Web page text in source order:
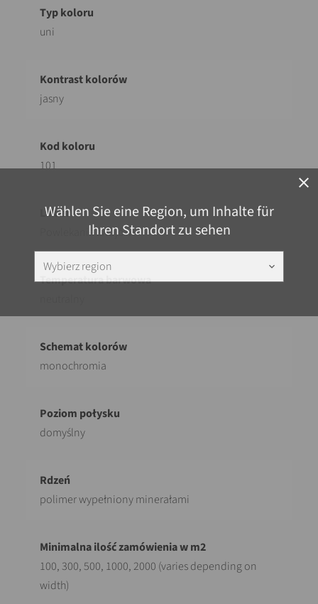
close
Wählen Sie eine Region, um Inhalte für
Ihren Standort zu sehen
Wybierz region keyboard_arrow_down
uni
jasny
101
Powlekanie zwojów
monochromia
domyślny
polimer wypełniony minerałami
100, 300, 500, 1000, 2000 (varies depending on
width)